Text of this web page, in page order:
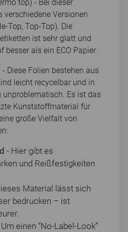
top) - Bei dieser
Versionen
Top, Top-Top). Die
ist sehr glatt und
besser als ein ECO Papier.
- Diese Folien bestehen aus
leicht recycelbar und in
Es ist das
Kunststoffmaterial für
große Vielfalt von
- Hier gibt es
und Reißfestigkeiten
Material lässt sich
bedrucken – ist
einen “No-Label-Look”